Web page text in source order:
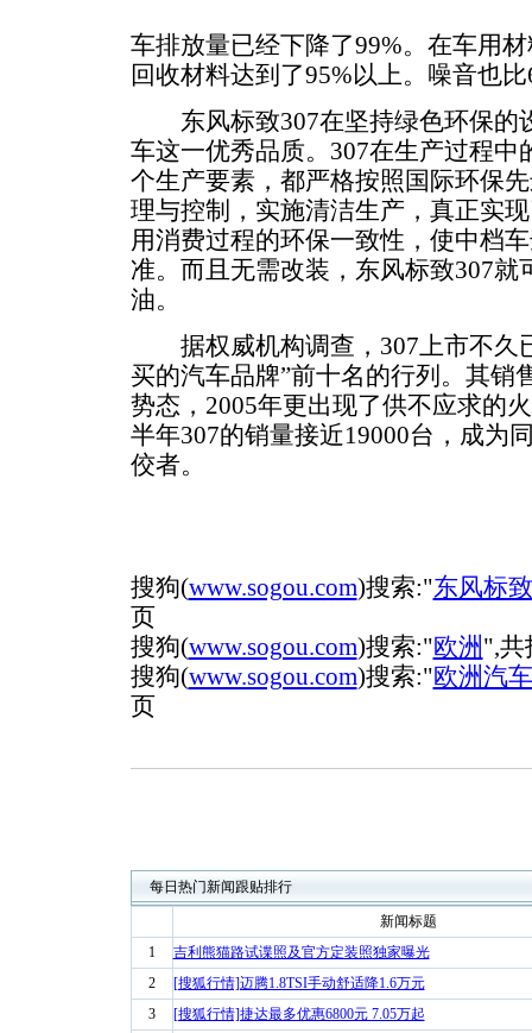
车排放量已经下降了99%。在车用
回收材料达到了95%以上。噪音也
东风标致307在坚持绿色环保的
车这一优秀品质。307在生产过程中
个生产要素，都严格按照国际环保
理与控制，实施清洁生产，真正实
用消费过程的环保一致性，使中档
准。而且无需改装，东风标致307就
油。
据权威机构调查，307上市不久
买的汽车品牌”前十名的行列。其销
势态，2005年更出现了供不应求的
半年307的销量接近19000台，成为
佼者。
搜狗(www.sogou.com)搜索:"东风标致
页
搜狗(www.sogou.com)搜索:"欧洲 ",共
搜狗(www.sogou.com)搜索:"欧洲汽车
页
每日热门新闻跟贴排行
新闻标题
1
吉利熊猫路试谍照及官方定装照独家曝光
2
[搜狐行情]迈腾1.8TSI手动舒适降1.6万元
3
[搜狐行情]捷达最多优惠6800元 7.05万起